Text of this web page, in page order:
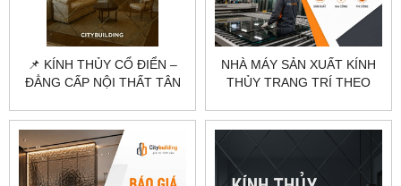
📌 KÍNH THỦY CỔ ĐIỂN –
ĐẲNG CẤP NỘI THẤT TÂN
NHÀ MÁY SẢN XUẤT KÍNH
THỦY TRANG TRÍ THEO